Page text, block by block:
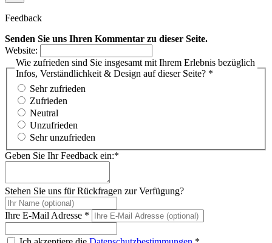
Feedback
Senden Sie uns Ihren Kommentar zu dieser Seite.
Website:
Wie zufrieden sind Sie insgesamt mit Ihrem Erlebnis bezüglich
Infos, Verständlichkeit & Design auf dieser Seite? *
Sehr zufrieden
Zufrieden
Neutral
Unzufrieden
Sehr unzufrieden
Geben Sie Ihr Feedback ein:*
Stehen Sie uns für Rückfragen zur Verfügung?
Ihre E-Mail Adresse *